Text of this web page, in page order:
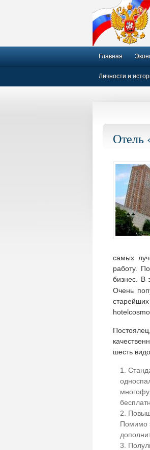
Главная
Личности и
Отель
самых
работу.
бизнес. В
Очень
шесть
Помимо